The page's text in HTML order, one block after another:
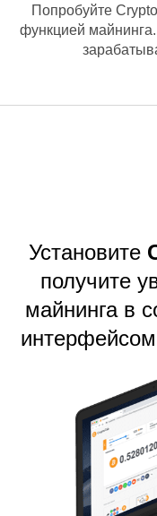
Попробуйте
функцией
Установите
получите
майнинга в